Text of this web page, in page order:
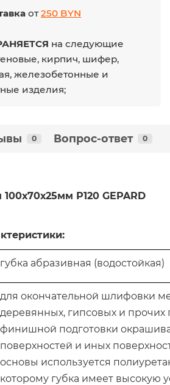
от250 BYN
на следующие
кирпич, шифер,
железобетонные и
изделия;
0 Вопрос-ответ 0
Р120 GEPARD
губка абразивная (водостойкая)
для окончательной шлифовки
деревянных, гипсовых и прочих
финишной подготовки
поверхностей и иных
основы используется
которому губка имеет высокую